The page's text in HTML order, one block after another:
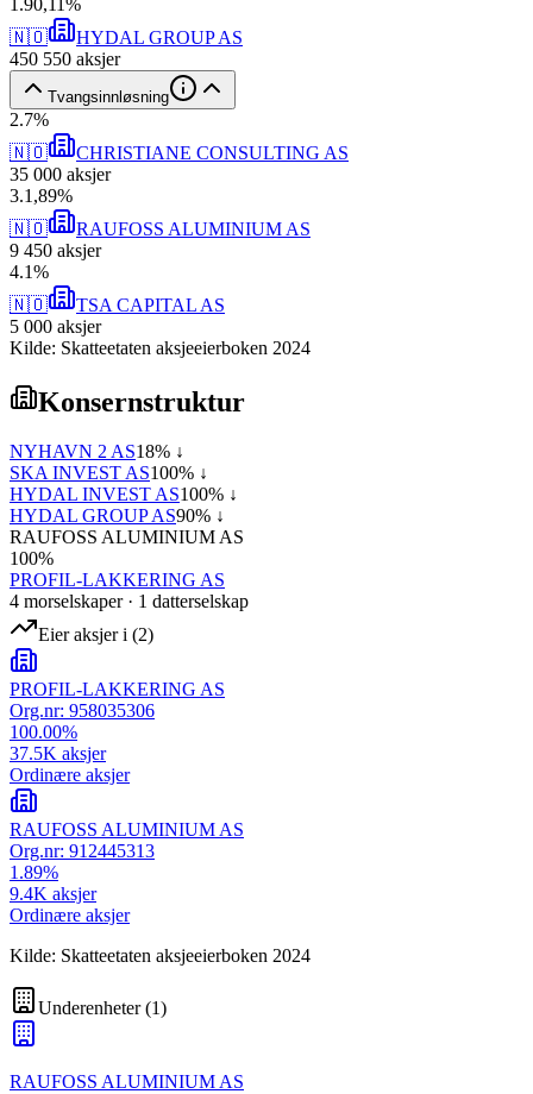
🇳🇴
HYDAL GROUP AS
450 550 aksjer
Tvangsinnløsning
2.7%
🇳🇴
CHRISTIANE CONSULTING AS
35 000 aksjer
3.1,89%
🇳🇴
RAUFOSS ALUMINIUM AS
9 450 aksjer
4.1%
🇳🇴
TSA CAPITAL AS
5 000 aksjer
Kilde: Skatteetaten aksjeeierboken 2024
Konsernstruktur
NYHAVN 2 AS18% ↓
SKA INVEST AS100% ↓
HYDAL INVEST AS100% ↓
HYDAL GROUP AS90% ↓
RAUFOSS ALUMINIUM AS
100%
PROFIL-LAKKERING AS
4 morselskaper· 1 datterselskap
Eier aksjer i (2)
PROFIL-LAKKERING AS
Org.nr: 958035306
100.00%
37.5K aksjer
Ordinære aksjer
RAUFOSS ALUMINIUM AS
Org.nr: 912445313
1.89%
9.4K aksjer
Ordinære aksjer
Kilde: Skatteetaten aksjeeierboken 2024
Underenheter(1)
RAUFOSS ALUMINIUM AS